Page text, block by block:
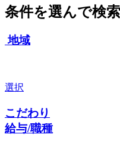
条件を選んで検索
地域
選択
こだわり
給与/職種